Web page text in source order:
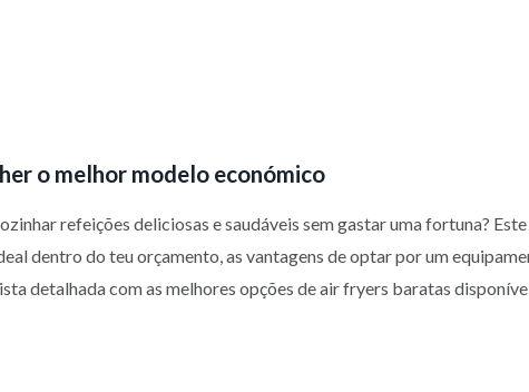
o melhor modelo económico
refeições deliciosas e saudáveis sem gastar uma fortuna?
dentro do teu orçamento, as vantagens de optar por um
detalhada com as melhores opções de air fryers baratas